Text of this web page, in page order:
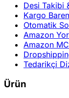
Desi Takibi
Kargo
Otomatik
Amazon
Amazon
Tedarikçi
Ürün